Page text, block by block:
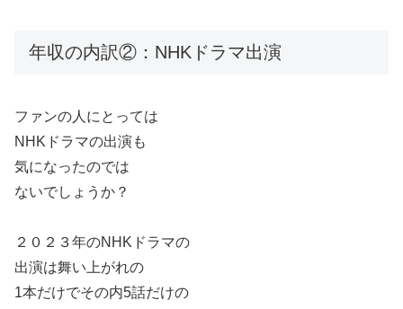
年収の内訳②：NHKドラマ出演
ファンの人にとっては
NHKドラマの出演も
気になったのでは
ないでしょうか？
２０２３年のNHKドラマの
出演は舞い上がれの
1本だけでその内5話だけの